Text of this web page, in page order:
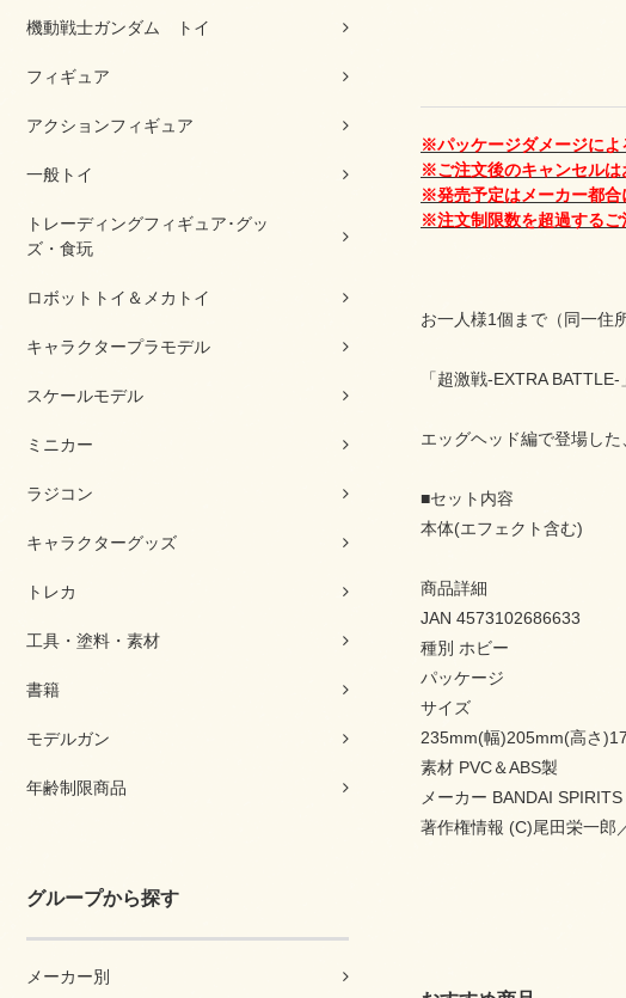
機動戦士ガンダム トイ
フィギュア
アクションフィギュア
一般トイ
トレーディングフィギュア･グッ
ズ・食玩
ロボットトイ＆メカトイ
キャラクタープラモデル
スケールモデル
ミニカー
ラジコン
キャラクターグッズ
トレカ
工具・塗料・素材
書籍
モデルガン
年齢制限商品
グループから探す
メーカー別
※パッケージダメージによ
※ご注文後のキャンセルは
※発売予定はメーカー都合
※注文制限数を超過するご
お一人様1個まで（同一住
「超激戦-EXTRA
エッグヘッド編で登場し
■セット内容
本体(エフェクト含む)
商品詳細
JAN 4573102686633
種別 ホビー
パッケージ
サイズ
235mm(幅)205mm(高さ
素材 PVC＆ABS製
メーカー BANDAI SPIRITS
著作権情報 (C)尾田栄一郎